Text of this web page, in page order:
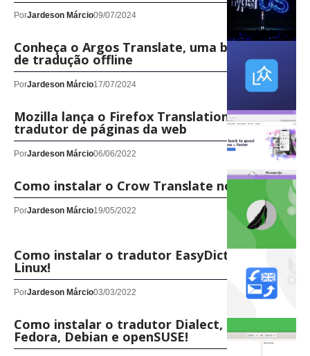
PorJardeson Márcio09/07/2024
Conheça o Argos Translate, uma biblioteca
de tradução offline
PorJardeson Márcio17/07/2024
Mozilla lança o Firefox Translations, seu
tradutor de páginas da web
PorJardeson Márcio06/06/2022
Como instalar o Crow Translate no Linux!
PorJardeson Márcio19/05/2022
Como instalar o tradutor EasyDict-GTK no
Linux!
PorJardeson Márcio03/03/2022
Como instalar o tradutor Dialect, no Ubuntu,
Fedora, Debian e openSUSE!